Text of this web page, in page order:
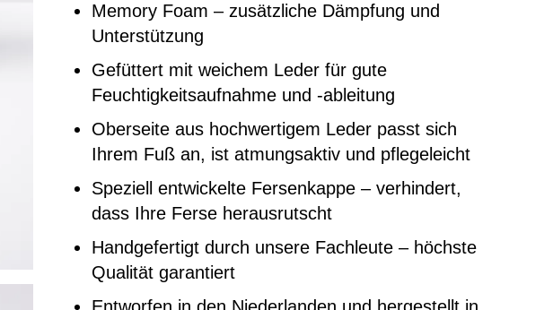
Memory Foam – zusätzliche Dämpfung und
Unterstützung
Gefüttert mit weichem Leder für gute
Feuchtigkeitsaufnahme und -ableitung
Oberseite aus hochwertigem Leder passt sich
Ihrem Fuß an, ist atmungsaktiv und pflegeleicht
Speziell entwickelte Fersenkappe – verhindert,
dass Ihre Ferse herausrutscht
Handgefertigt durch unsere Fachleute – höchste
Qualität garantiert